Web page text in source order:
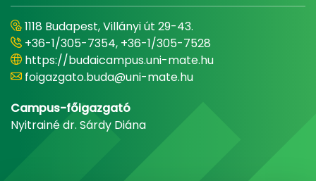
1118 Budapest, Villányi út 29-43.
+36-1/305-7354, +36-1/305-7528
https://budaicampus.uni-mate.hu
foigazgato.buda@uni-mate.hu
Campus-főigazgató
Nyitrainé dr. Sárdy Diána